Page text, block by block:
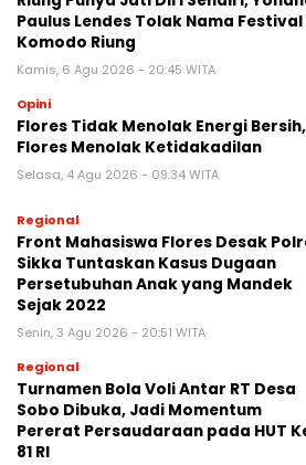
Paulus Lendes Tolak Nama Festival
Komodo Riung
Kamis, 6 Agu 2026 - 20:45 WITA
Opini
Flores Tidak Menolak Energi Bersih,
Flores Menolak Ketidakadilan
Selasa, 4 Agu 2026 - 09:34 WITA
Regional
Front Mahasiswa Flores Desak
Sikka Tuntaskan Kasus Dugaan
Persetubuhan Anak yang Mandek
Sejak 2022
Senin, 3 Agu 2026 - 20:51 WITA
Regional
Turnamen Bola Voli Antar RT Desa
Sobo Dibuka, Jadi Momentum
Pererat Persaudaraan pada HUT
81 RI